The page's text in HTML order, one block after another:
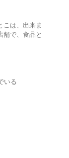
こは、出来ま
舗で、食品と
いる